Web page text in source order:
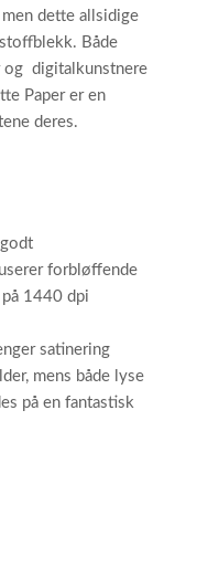
dette allsidige
Både
og digitalkunstnere
Paper er en
deres.
forbløffende
1440 dpi
satinering
mens både lyse
på en fantastisk